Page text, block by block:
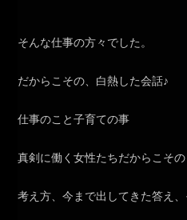
そんな仕事の方々でした。
だからこその、白熱した会話♪
仕事のこと子育ての事
真剣に働く女性たちだからこその
考え方、今まで出してきた答え、